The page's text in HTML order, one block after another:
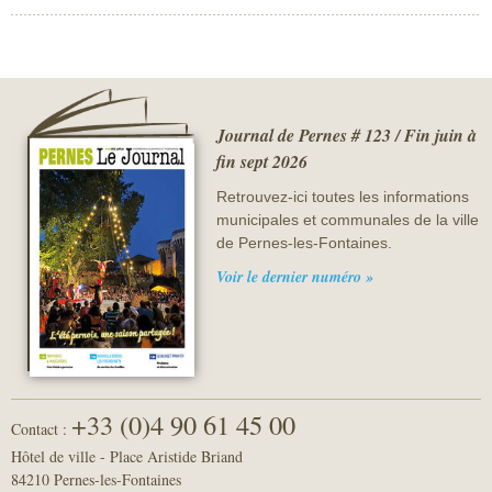
Sécurité civile
Journal de Pernes # 123 / Fin juin à
fin sept 2026
Retrouvez-ici toutes les informations
municipales et communales de la ville
de Pernes-les-Fontaines.
Voir le dernier numéro »
Contact : +33 (0)4 90 61 45 00
Hôtel de ville - Place Aristide Briand
84210 Pernes-les-Fontaines